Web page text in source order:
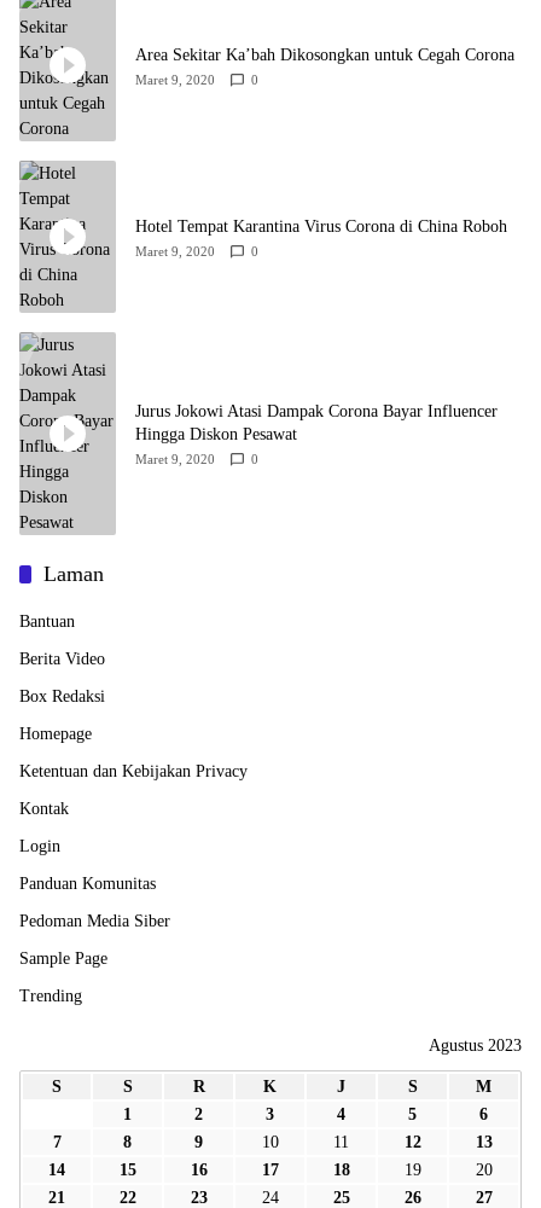
Area Sekitar Ka’bah Dikosongkan untuk Cegah Corona
Maret 9, 2020 0
Hotel Tempat Karantina Virus Corona di China Roboh
Maret 9, 2020 0
Jurus Jokowi Atasi Dampak Corona Bayar Influencer
Hingga Diskon Pesawat
Maret 9, 2020 0
Laman
Bantuan
Berita Video
Box Redaksi
Homepage
Ketentuan dan Kebijakan Privacy
Kontak
Login
Panduan Komunitas
Pedoman Media Siber
Sample Page
Trending
Agustus 2023
S S R K J S
M
1
2 3 4 5
6
7
8 9 10 11 12
13
14
15 16 17 18 19
20
21
22 23 24 25 26
27